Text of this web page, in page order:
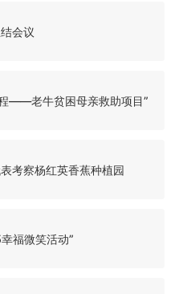
会议
——老牛贫困母亲救助项目”
考察杨红英香蕉种植园
福微笑活动”